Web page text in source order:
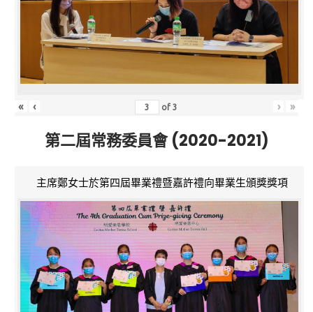
« ‹ of3 › »
第二屆常務委員會 (2020-2021)
主席鄭女士於第四屆畢業禮暨嘉許禮向畢業生頒獎獎項